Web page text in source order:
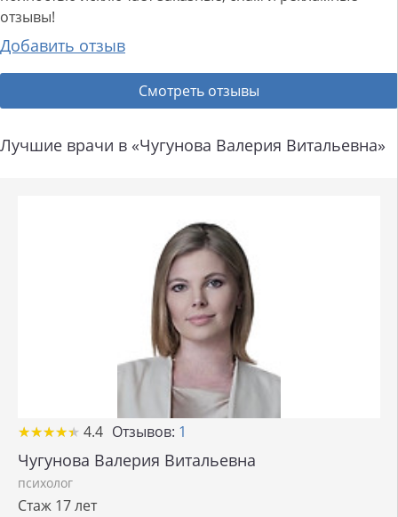
отзывы!
Добавить отзыв
Смотреть отзывы
Лучшие врачи в «Чугунова Валерия Витальевна»
★★★★★
★★★★★ 4.4 Отзывов: 1
Чугунова Валерия Витальевна
психолог
Стаж 17 лет